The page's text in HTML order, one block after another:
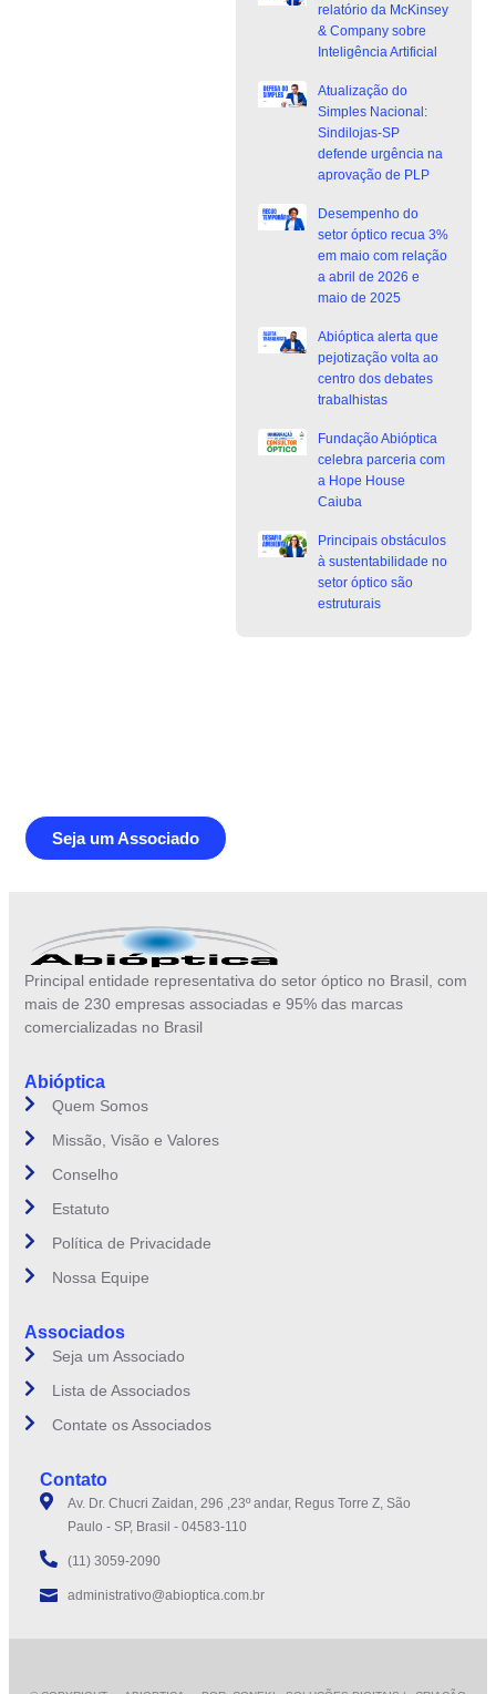
relatório da McKinsey
& Company sobre
Inteligência Artificial
Atualização do
Simples Nacional:
Sindilojas-SP
defende urgência na
aprovação de PLP
Desempenho do
setor óptico recua 3%
em maio com relação
a abril de 2026 e
maio de 2025
Abióptica alerta que
pejotização volta ao
centro dos debates
trabalhistas
Fundação Abióptica
celebra parceria com
a Hope House
Caiuba
Principais obstáculos
à sustentabilidade no
setor óptico são
estruturais
Seja um Associado
Principal entidade representativa do setor óptico no Brasil, com
mais de 230 empresas associadas e 95% das marcas
comercializadas no Brasil
Abióptica
Quem Somos
Missão, Visão e Valores
Conselho
Estatuto
Política de Privacidade
Nossa Equipe
Associados
Seja um Associado
Lista de Associados
Contate os Associados
Contato
Av. Dr. Chucri Zaidan, 296 ,23º andar, Regus Torre Z, São
Paulo - SP, Brasil - 04583-110
(11) 3059-2090
administrativo@abioptica.com.br